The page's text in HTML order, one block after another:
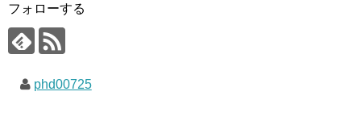
フォローする
phd00725